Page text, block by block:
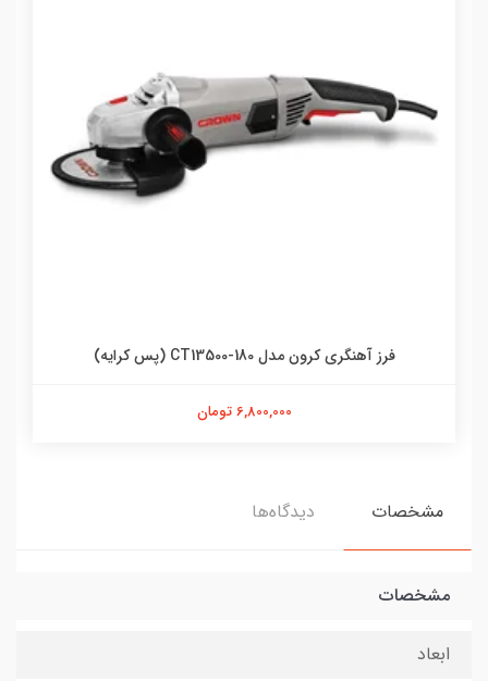
فرز آهنگری کرون مدل CT13500-180 (پس کرایه)
6,800,000 تومان
مشخصات دیدگاه‌ها
مشخصات
ابعاد